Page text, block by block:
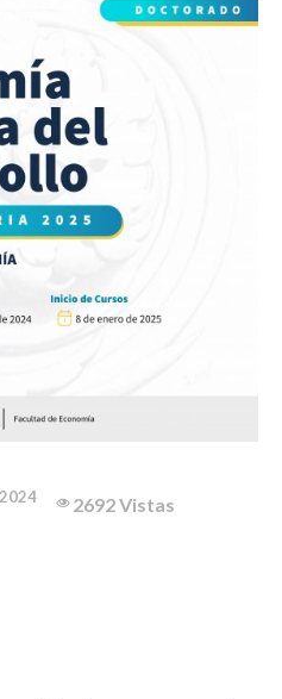
2692 Vistas